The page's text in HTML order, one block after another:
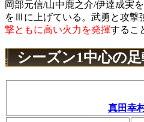
岡部元信/山中鹿之介/伊達成実
をⅢに上げている。武勇と攻撃
撃ともに高い火力を発揮するこ
シーズン1中心の足
真田幸